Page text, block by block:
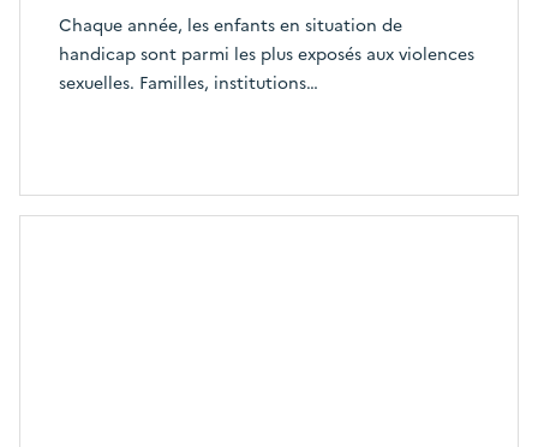
Chaque année, les enfants en situation de
handicap sont parmi les plus exposés aux violences
sexuelles. Familles, institutions…